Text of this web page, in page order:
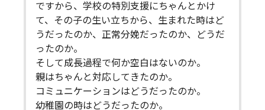
ですから、学校の特別支援にちゃんとかけ
て、その子の生い立ちから、生まれた時はど
うだったのか、正常分娩だったのか、どうだ
ったのか。
そして成長過程で何か空白はないのか。
親はちゃんと対応してきたのか。
コミュニケーションはどうだったのか。
幼稚園の時はどうだったのか。